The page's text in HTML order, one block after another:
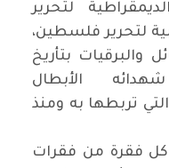
لتحرير
لتحرير فلسطين،
والبرقيات بتأريخ
الأبطال
تربطها به ومنذ
فقرة من فقرات